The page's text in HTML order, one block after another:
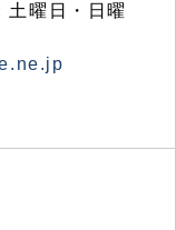
曜日・日曜